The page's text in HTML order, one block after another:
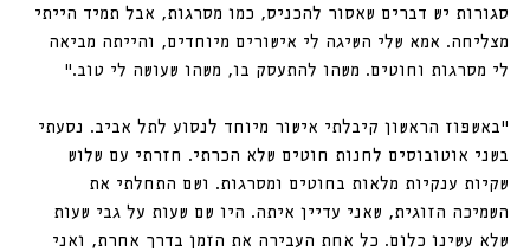
סגורות יש דברים שאסור להכניס, כמו מסרגות, אבל תמיד הייתי
מצליחה. אמא שלי השיגה לי אישורים מיוחדים, והייתה מביאה
לי מסרגות וחוטים. משהו להתעסק בו, משהו שעושה לי טוב.”
“באשפוז הראשון קיבלתי אישור מיוחד לנסוע לתל אביב. נסעתי
בשני אוטובוסים לחנות חוטים שלא הכרתי. חזרתי עם שלוש
שקיות ענקיות מלאות בחוטים ומסרגות. ושם התחלתי את
השמיכה הזוגית, שאני עדיין איתה. היו שם שעות על גבי שעות
שלא עשינו כלום. כל אחת העבירה את הזמן בדרך אחרת, ואני